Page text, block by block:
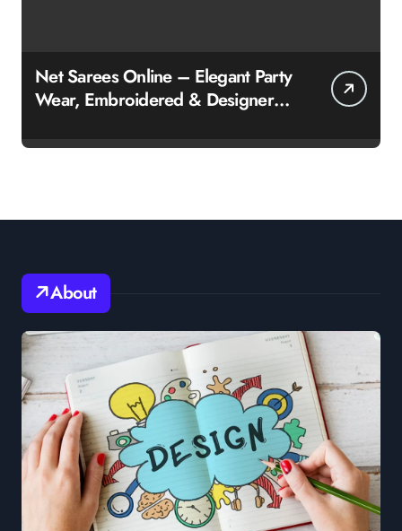
Net Sarees Online – Elegant Party
Wear, Embroidered & Designer
About